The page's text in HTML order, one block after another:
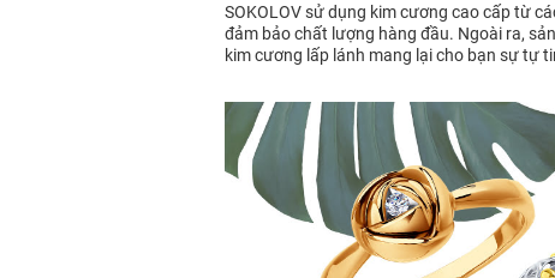
SOKOLOV sử dụng kim cương cao cấp từ
đảm bảo chất lượng hàng đầu. Ngoài ra,
kim cương lấp lánh mang lại cho bạn sự tự